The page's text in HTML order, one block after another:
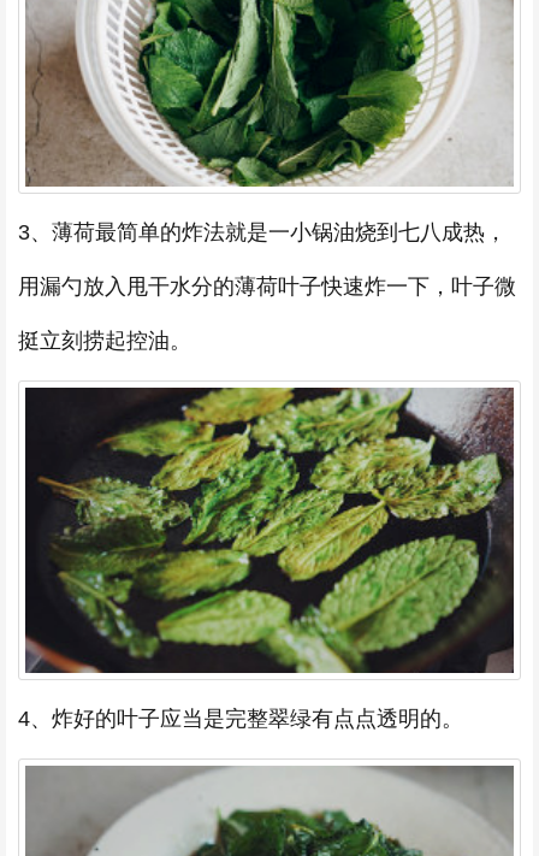
3、薄荷最简单的炸法就是一小锅油烧到七八成热，
用漏勺放入甩干水分的薄荷叶子快速炸一下，叶子微
挺立刻捞起控油。
4、炸好的叶子应当是完整翠绿有点点透明的。